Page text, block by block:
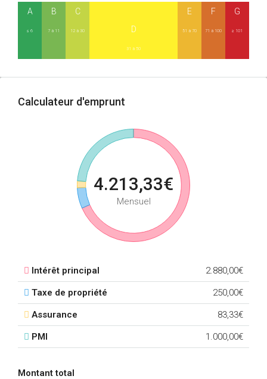
A
≤ 6
B
7 à 11
C
12 à 30 D
31 à 50
E
51 à 70
F
71 à 100
G
≥ 101
Calculateur d'emprunt
4.213,33€
Mensuel
Intérêt principal 2.880,00€
Taxe de propriété 250,00€
Assurance 83,33€
PMI 1.000,00€
Montant total